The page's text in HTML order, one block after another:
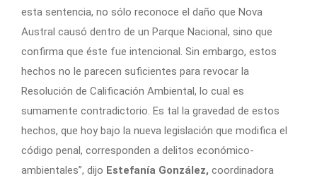
esta sentencia, no sólo reconoce el daño que Nova
Austral causó dentro de un Parque Nacional, sino que
confirma que éste fue intencional. Sin embargo, estos
hechos no le parecen suficientes para revocar la
Resolución de Calificación Ambiental, lo cual es
sumamente contradictorio. Es tal la gravedad de estos
hechos, que hoy bajo la nueva legislación que modifica el
código penal, corresponden a delitos económico-
ambientales”, dijo Estefanía González, coordinadora